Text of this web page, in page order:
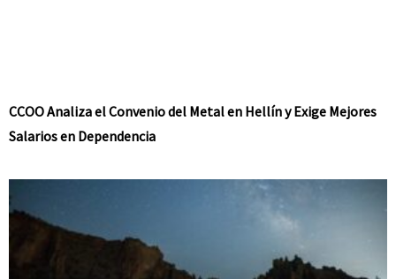
CCOO Analiza el Convenio del Metal en Hellín y Exige Mejores
Salarios en Dependencia